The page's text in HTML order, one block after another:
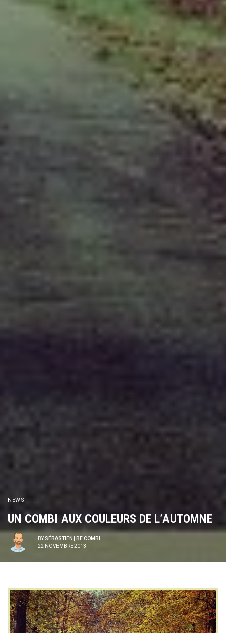
NEWS
UN COMBI AUX COULEURS DE L’AUTOMNE
BY SÉBASTIEN | BE COMBI
22 NOVEMBRE 2013